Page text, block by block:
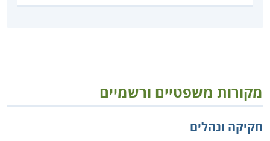
מקורות משפטיים ורשמיים
חקיקה ונהלים